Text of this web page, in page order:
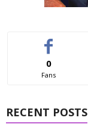
0
Fans
RECENT POSTS